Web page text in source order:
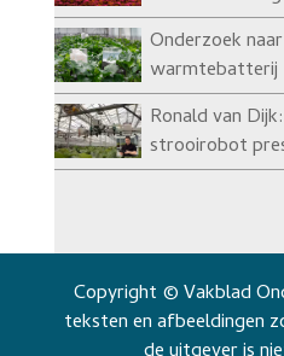
Onderzoek
warmtebatterij
Ronald van
strooirobot
Copyright © Vakblad
teksten en afbeeldingen